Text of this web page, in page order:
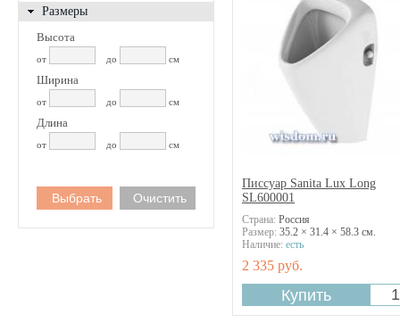
Размеры
Высота
от до см
Ширина
от до см
Длина
от до см
Писсуар Sanita Lux Long
SL600001
Страна: Россия
Размер: 35.2 × 31.4 × 58.3 см.
Наличие: есть
2 335 руб.